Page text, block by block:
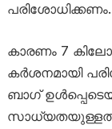
പരിശോധിക്കണം.
കാരണം 7
കർശനമായി
ബാഗ്